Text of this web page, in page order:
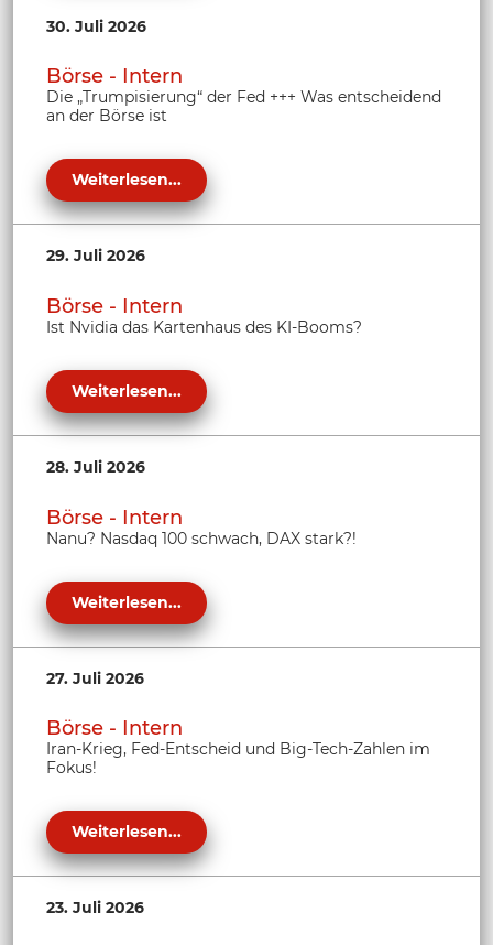
30. Juli 2026
Börse - Intern
Die „Trumpisierung“ der Fed +++ Was entscheidend
an der Börse ist
Weiterlesen...
29. Juli 2026
Börse - Intern
Ist Nvidia das Kartenhaus des KI-Booms?
Weiterlesen...
28. Juli 2026
Börse - Intern
Nanu? Nasdaq 100 schwach, DAX stark?!
Weiterlesen...
27. Juli 2026
Börse - Intern
Iran-Krieg, Fed-Entscheid und Big-Tech-Zahlen im
Fokus!
Weiterlesen...
23. Juli 2026